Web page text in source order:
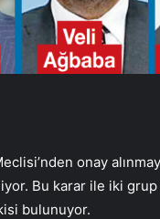
onay
Bu karar ile iki
bulunuyor.